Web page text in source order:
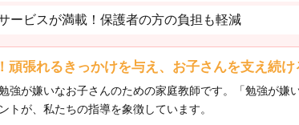
ービスが満載！保護者の方の負担も軽減
頑張れるきっかけを与え、お子さんを支え続
強が嫌いなお子さんのための家庭教師です。「勉強が
トが、私たちの指導を象徴しています。